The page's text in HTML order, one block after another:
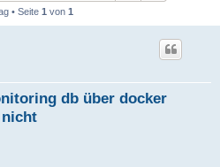
• Seite 1 von 1
db über docker